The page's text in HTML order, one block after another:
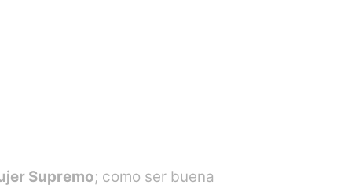
Supremo; como ser buena